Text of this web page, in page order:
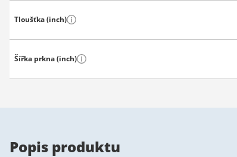
Tloušťka (inch)
Šířka prkna (inch)
Popis produktu